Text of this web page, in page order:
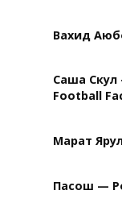
Вахид
Саша Скул
Football
Марат
Пасош —